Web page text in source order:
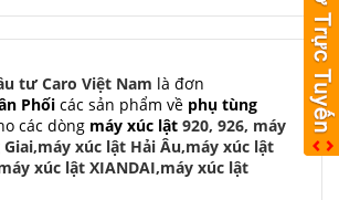
tư Caro Việt Nam là đơn
Phối các sản phẩm về phụ tùng
các dòng máy xúc lật 920, 926, máy
xúc lật Hải Âu,máy xúc lật
xúc lật XIANDAI,máy xúc lật